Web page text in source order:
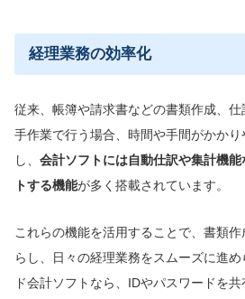
経理業務の効率化
従来、帳簿や請求書などの書類作成、
手作業で行う場合、時間や手間がかか
し、 会計ソフトには自動仕訳や集計機
トする機能が多く搭載されています。
これらの機能を活用することで、書類
らし、日々の経理業務をスムーズに進
ド会計ソフトなら、IDやパスワードを